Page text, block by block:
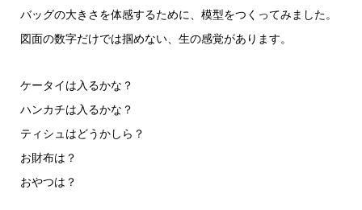
バッグの大きさを体感するために、模型をつくってみました。
図面の数字だけでは掴めない、生の感覚があります。
ケータイは入るかな？
ハンカチは入るかな？
ティシュはどうかしら？
お財布は？
おやつは？